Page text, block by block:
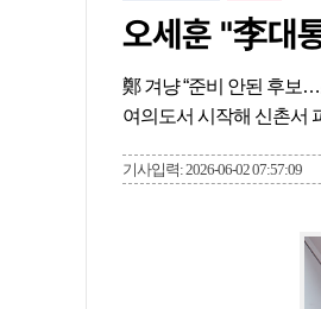
오세훈 "李대
鄭 겨냥 “준비 안된 후보
여의도서 시작해 신촌서
기사입력: 2026-06-02 07:57:09